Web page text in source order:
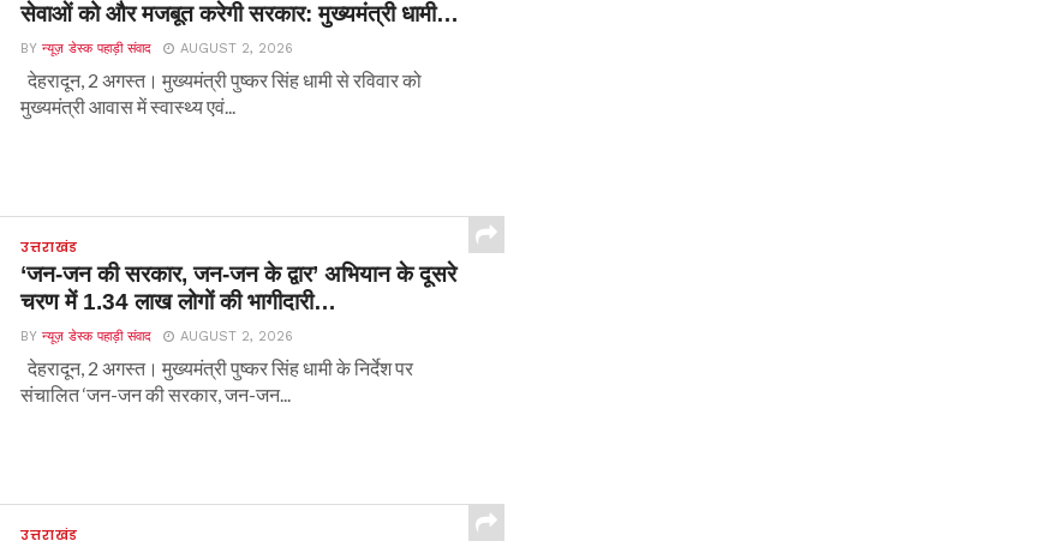
सेवाओं को और मजबूत करेगी सरकार: मुख्यमंत्री धामी…
BYन्यूज़ डेस्क पहाड़ी संवाद AUGUST 2, 2026
देहरादून, 2 अगस्त। मुख्यमंत्री पुष्कर सिंह धामी से रविवार को
मुख्यमंत्री आवास में स्वास्थ्य एवं...
उत्तराखंड
‘जन-जन की सरकार, जन-जन के द्वार’ अभियान के दूसरे
चरण में 1.34 लाख लोगों की भागीदारी…
BYन्यूज़ डेस्क पहाड़ी संवाद AUGUST 2, 2026
देहरादून, 2 अगस्त। मुख्यमंत्री पुष्कर सिंह धामी के निर्देश पर
संचालित ‘जन-जन की सरकार, जन-जन...
उत्तराखंड